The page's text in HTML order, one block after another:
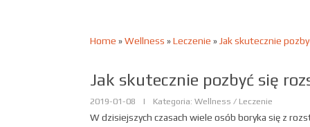
Home »Wellness »Leczenie » Jak skutecznie
Jak skutecznie pozbyć się
2019-01-08 | Kategoria: Wellness / Leczenie
W dzisiejszych czasach wiele osób boryka się z